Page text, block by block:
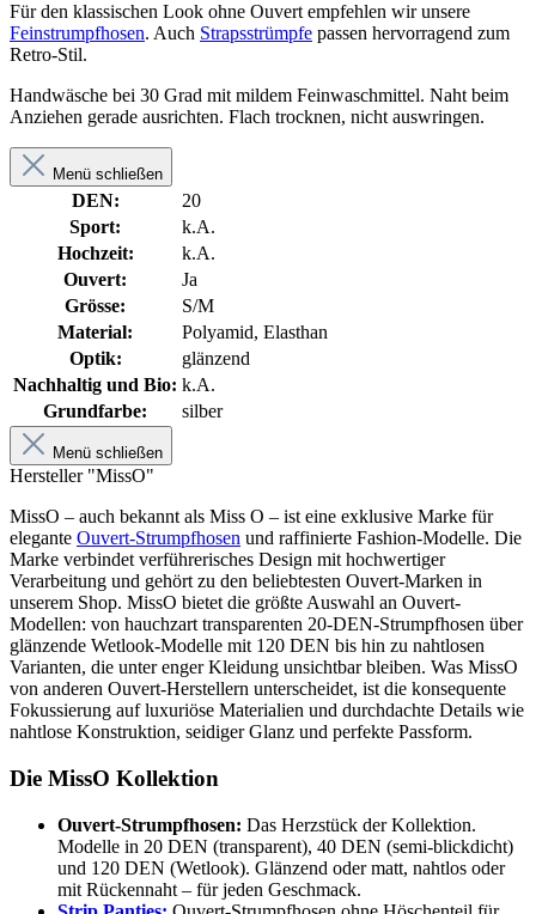
Für den klassischen Look ohne Ouvert empfehlen wir unsere
Feinstrumpfhosen. Auch Strapsstrümpfe passen hervorragend zum
Retro-Stil.
Handwäsche bei 30 Grad mit mildem Feinwaschmittel. Naht beim
Anziehen gerade ausrichten. Flach trocknen, nicht auswringen.
Menü schließen
DEN:
20
Sport:
k.A.
Hochzeit:
k.A.
Ouvert:
Ja
Grösse:
S/M
Material:
Polyamid, Elasthan
Optik:
glänzend
Nachhaltig und Bio: k.A.
Grundfarbe:
silber
Menü schließen
Hersteller "MissO"
MissO – auch bekannt als Miss O – ist eine exklusive Marke für
elegante Ouvert-Strumpfhosen und raffinierte Fashion-Modelle. Die
Marke verbindet verführerisches Design mit hochwertiger
Verarbeitung und gehört zu den beliebtesten Ouvert-Marken in
unserem Shop. MissO bietet die größte Auswahl an Ouvert-
Modellen: von hauchzart transparenten 20-DEN-Strumpfhosen über
glänzende Wetlook-Modelle mit 120 DEN bis hin zu nahtlosen
Varianten, die unter enger Kleidung unsichtbar bleiben. Was MissO
von anderen Ouvert-Herstellern unterscheidet, ist die konsequente
Fokussierung auf luxuriöse Materialien und durchdachte Details wie
nahtlose Konstruktion, seidiger Glanz und perfekte Passform.
Die MissO Kollektion
Ouvert-Strumpfhosen: Das Herzstück der Kollektion.
Modelle in 20 DEN (transparent), 40 DEN (semi-blickdicht)
und 120 DEN (Wetlook). Glänzend oder matt, nahtlos oder
mit Rückennaht – für jeden Geschmack.